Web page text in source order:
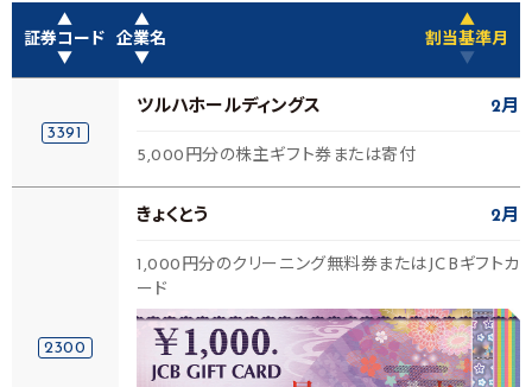
▲
証券コード
▼
▲
企業名
▼
▲
割当基準月
▼
3391
ツルハホールディングス 2月
5,000円分の株主ギフト券または寄付
2300
きょくとう 2月
1,000円分のクリーニング無料券またはJCBギフトカ
ード